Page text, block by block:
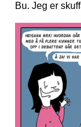
Bu. Jeg er